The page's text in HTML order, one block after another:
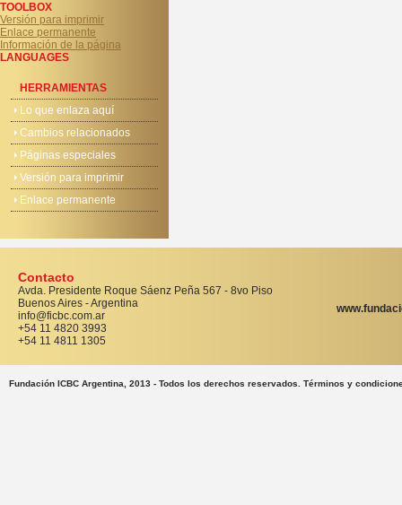
TOOLBOX
Versión para imprimir
Enlace permanente
Información de la página
LANGUAGES
HERRAMIENTAS
Lo que enlaza aquí
Cambios relacionados
Páginas especiales
Versión para imprimir
Enlace permanente
Contacto
Avda. Presidente Roque Sáenz Peña 567 - 8vo Piso
Buenos Aires - Argentina
info@ficbc.com.ar
+54 11 4820 3993
+54 11 4811 1305
Fundación ICBC Argentina, 2013 - Todos los derechos reservados. Términos y